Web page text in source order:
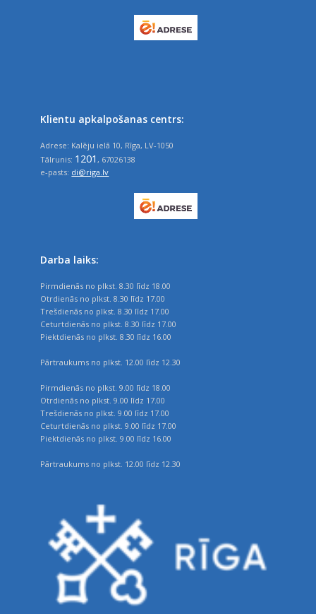
Klientu apkalpošanas centrs:
Adrese: Kalēju ielā 10, Rīga, LV-1050
Tālrunis: 1201, 67026138
e-pasts: di@riga.lv
Darba laiks:
Pirmdienās no plkst. 8.30 līdz 18.00
Otrdienās no plkst. 8.30 līdz 17.00
Trešdienās no plkst. 8.30 līdz 17.00
Ceturtdienās no plkst. 8.30 līdz 17.00
Piektdienās no plkst. 8.30 līdz 16.00
Pārtraukums no plkst. 12.00 līdz 12.30
Pirmdienās no plkst. 9.00 līdz 18.00
Otrdienās no plkst. 9.00 līdz 17.00
Trešdienās no plkst. 9.00 līdz 17.00
Ceturtdienās no plkst. 9.00 līdz 17.00
Piektdienās no plkst. 9.00 līdz 16.00
Pārtraukums no plkst. 12.00 līdz 12.30